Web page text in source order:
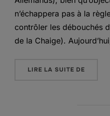
n’échappera pas à la
contrôler les débouchés
de la Chaige).
LIRE LA SUITE DE